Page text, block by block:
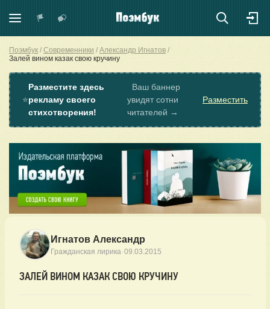
Поэмбук Современники
Александр Игнатов
Залей вином казак свою кручину
⭐
Разместите здесь
рекламу своего
стихотворения!
Ваш баннер
увидят сотни
читателей →
Разместить
Игнатов Александр
Гражданская лирика·09.03.2015
ЗАЛЕЙ ВИНОМ КАЗАК СВОЮ КРУЧИНУ